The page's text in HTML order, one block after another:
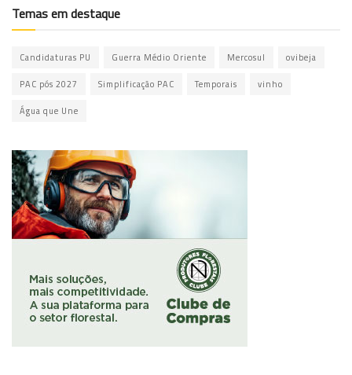
Temas em destaque
Candidaturas PU Guerra Médio Oriente Mercosul ovibeja
PAC pós 2027 Simplificação PAC Temporais vinho
Água que Une